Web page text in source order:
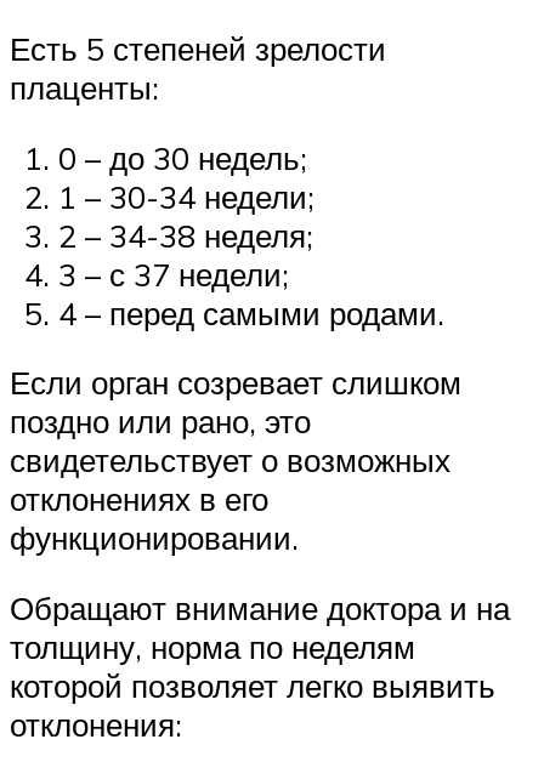
Есть 5 степеней зрелости
плаценты:
0 – до 30 недель;
1 – 30-34 недели;
2 – 34-38 неделя;
3 – с 37 недели;
4 – перед самыми родами.
Если орган созревает слишком
поздно или рано, это
свидетельствует о возможных
отклонениях в его
функционировании.
Обращают внимание доктора и на
толщину, норма по неделям
которой позволяет легко выявить
отклонения: